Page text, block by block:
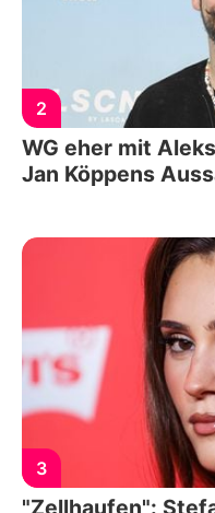
2
WG eher mit
Jan Köppens
3
"Zellhaufen":